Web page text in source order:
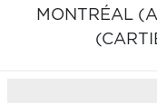
MONTRÉAL